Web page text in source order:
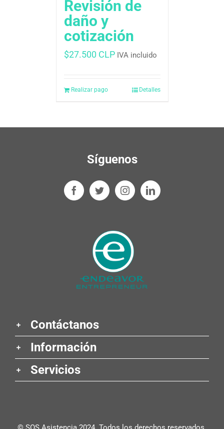
Revisión de
daño y
cotización
$27.500 CLP IVA incluido
Realizar pago Detalles
Síguenos
Contáctanos
Información
Servicios